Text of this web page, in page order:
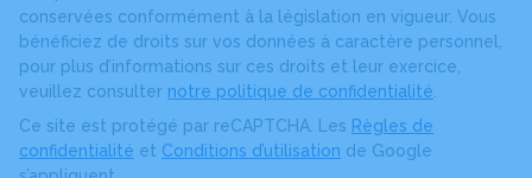
conservées conformément à la législation en vigueur. Vous
bénéficiez de droits sur vos données à caractère personnel,
pour plus d’informations sur ces droits et leur exercice,
veuillez consulter notre politique de confidentialité
Ce site est protégé par reCAPTCHA. Les Règles de
confidentialité et Conditions d’utilisation de Google